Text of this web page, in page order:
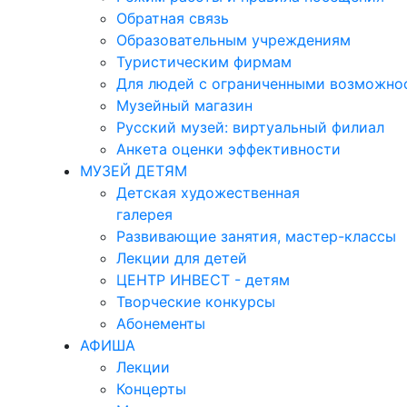
Обратная связь
Образовательным учреждениям
Туристическим фирмам
Для людей с ограниченными
Музейный магазин
Русский музей: виртуальный филиал
Анкета оценки эффективности
МУЗЕЙ ДЕТЯМ
Детская художественная
галерея
Развивающие занятия, мастер-классы
Лекции для детей
ЦЕНТР ИНВЕСТ - детям
Творческие конкурсы
Абонементы
АФИША
Лекции
Концерты